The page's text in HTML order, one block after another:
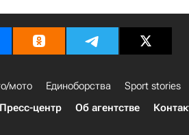
мото Единоборства Sport stories
Пресс-центр Об агентстве